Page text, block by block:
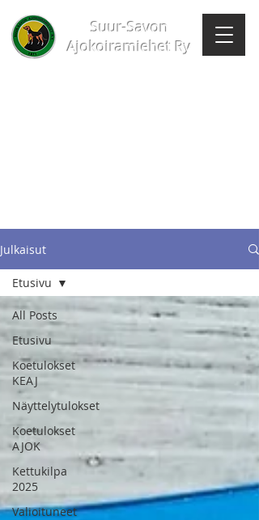
Suur-Savon
Ajokoiramiehet Ry
Julkaisut
All Posts
Etusivu
Koetulokset
KEAJ
Näyttelytulokset
Koetulokset
AJOK
Kettukilpa
2025
Valioituneet
Etusivu